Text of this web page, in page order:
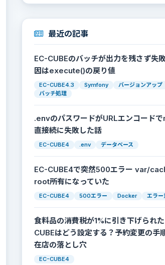
最近の記事
EC-CUBEのバッチが出力を残さず失
因はexecute()の戻り値
EC-CUBE4.3 Symfony
バージョンアップ
バッチ処理
.envのパスワードがURLエンコード
直接続に失敗した話
EC-CUBE4 .env データベース
EC-CUBE4で突然500エラー var/
root所有になっていた
EC-CUBE4 500エラー Docker エラー
食料品の消費税が1%に引き下げられ
CUBEはどう設定する？予約変更の手
在店の落とし穴
EC-CUBE4